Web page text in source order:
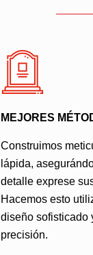
MEJORES
Construimos
lápida,
detalle exprese
Hacemos esto
diseño sofisticado
precisión.